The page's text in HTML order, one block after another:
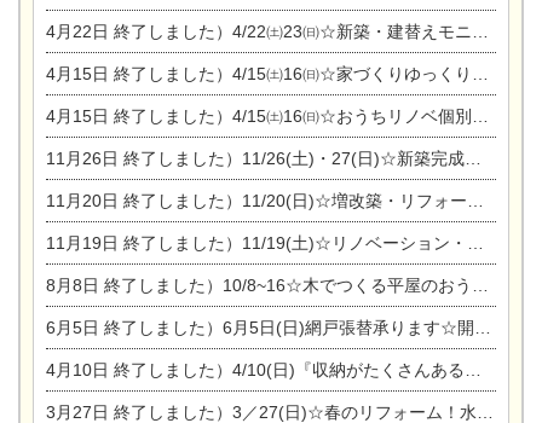
4月22日 終了しました）4/22㈯23㈰☆新築・建替えモニター募集個別相談会
4月15日 終了しました）4/15㈯16㈰☆家づくりゆっくりじっくり個別相談会
4月15日 終了しました）4/15㈯16㈰☆おうちリノベ個別相談会
11月26日 終了しました）11/26(土)・27(日)☆新築完成見学会 in一宮市あずら
11月20日 終了しました）11/20(日)☆増改築・リフォームまつり＆秋の味覚まつり＆芸術祭
11月19日 終了しました）11/19(土)☆リノベーション・家の修理まつり＆増改築・リフォームまつりin扶桑ゴルフ
8月8日 終了しました）10/8~16☆木でつくる平屋のおうちのつくり方【完全予約制】
6月5日 終了しました）6月5日(日)網戸張替承ります☆開催！
4月10日 終了しました）4/10(日)『収納がたくさんあるおうち現場見学会』
3月27日 終了しました）3／27(日)☆春のリフォーム！水まわりLDKリフォーム相談会&今がチャンス！エアコン相談会